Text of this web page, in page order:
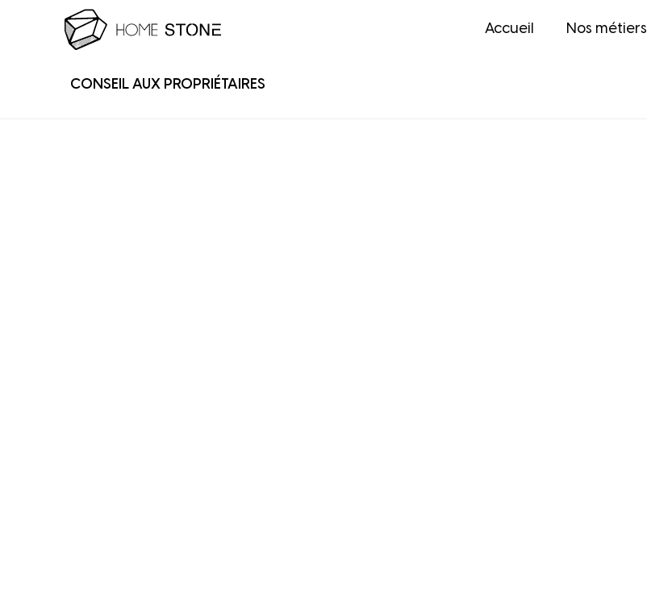
Accueil Nos métiers
CONSEIL AUX PROPRIÉTAIRES